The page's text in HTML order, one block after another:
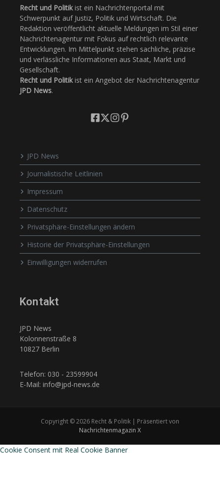
Recht und Politikist ein Nachrichtenportal mit
Schwerpunkt auf Justiz, Politik und Wirtschaft. Die
Redaktion veröffentlicht aktuelle Meldungen im Stil einer
Nachrichtenagentur mit Fokus auf rechtlich relevante
Entwicklungen. Im Mittelpunkt stehen sachliche, präzise
und verlässliche Informationen aus Staat, Markt und
Gesellschaft.
Recht und Politikist ein Angebot der Nachrichtenagentur
JPD News.
JPD News
Journalistische Leitlinien
Impressum
Datenschutz
Privatsphäre-Einstellungen ändern
Historie der Privatsphäre-Einstellungen
Einwilligungen widerrufen
Kontakt
JPD News
Kolonnenstraße 8
10827 Berlin
Telefon: 030 - 23599904
E-Mail: info@jpd-news.de
Copyright © 2026 Recht & Politik | Präsentiert von
Nachrichtenmagazin X
Cookie Consent mit Real Cookie Banner